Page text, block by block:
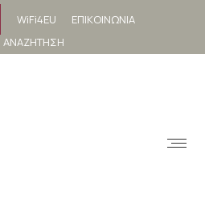
WiFi4EU
ΕΠΙΚΟΙΝΩΝΙΑ
ΑΝΑΖΗΤΗΣΗ